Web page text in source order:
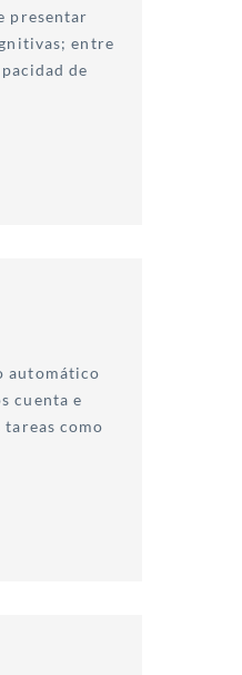
presentar
entre
de
automático
cuenta e
como